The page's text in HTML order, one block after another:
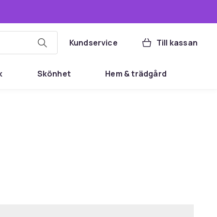
Kundservice Till kassan
Skönhet Hem & trädgård